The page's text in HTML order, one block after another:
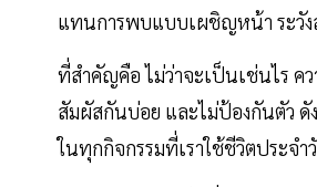
แทนการพบแบบเผชิญหน้า ระวัง
ที่สำคัญคือ ไม่ว่าจะเป็นเช่นไร ค
สัมผัสกันบ่อย และไม่ป้องกันตัว ดั
ในทุกกิจกรรมที่เราใช้ชีวิตประจ